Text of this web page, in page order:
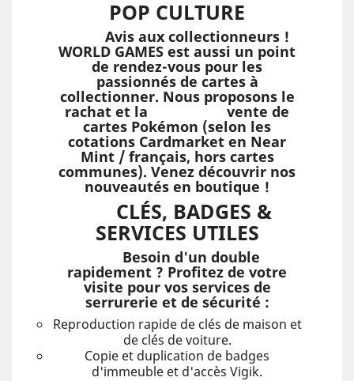
POP CULTURE
Avis aux collectionneurs !
WORLD GAMES est aussi un point
de rendez-vous pour les
passionnés de cartes à
collectionner. Nous proposons le
rachat et la vente de
cartes Pokémon (selon les
cotations Cardmarket en Near
Mint / français, hors cartes
communes). Venez découvrir nos
nouveautés en boutique !
CLÉS, BADGES &
SERVICES UTILES
Besoin d'un double
rapidement ? Profitez de votre
visite pour vos services de
serrurerie et de sécurité :
Reproduction rapide de clés de maison et
de clés de voiture.
Copie et duplication de badges
d'immeuble et d'accès Vigik.